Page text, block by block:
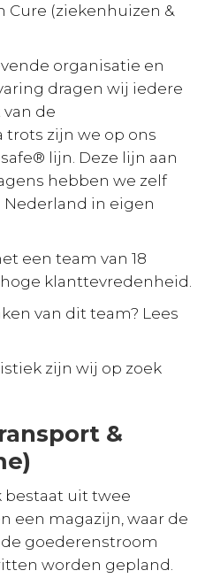
Cure (ziekenhuizen &
organisatie en
dragen wij iedere
de
trots zijn we op ons
lijn. Deze lijn aan
hebben we zelf
in eigen
een team van 18
klanttevredenheid.
van dit team? Lees
zijn wij op zoek
&
bestaat uit twee
een magazijn, waar de
goederenstroom
worden gepland.